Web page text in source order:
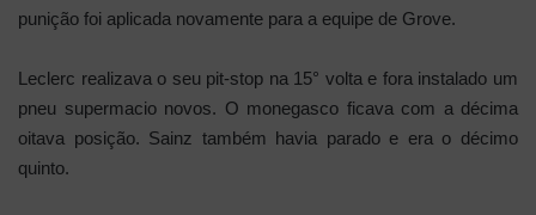
punição foi aplicada novamente para a equipe de Grove.
Leclerc realizava o seu pit-stop na 15° volta e fora instalado um
pneu supermacio novos. O monegasco ficava com a décima
oitava posição. Sainz também havia parado e era o décimo
quinto.